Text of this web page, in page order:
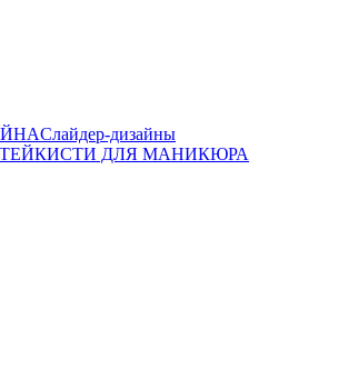
Слайдер-дизайны
КИСТИ ДЛЯ МАНИКЮРА